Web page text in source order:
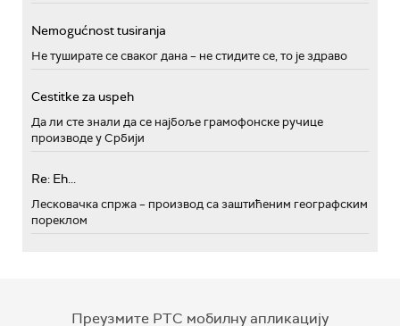
Nemogućnost tusiranja
Не туширате се сваког дана – не стидите се, то је здраво
Cestitke za uspeh
Да ли сте знали да се најбоље грамофонске ручице
производе у Србији
Re: Eh...
Лесковачка спржа – производ са заштићеним географским
пореклом
Преузмите РТС мобилну апликацију